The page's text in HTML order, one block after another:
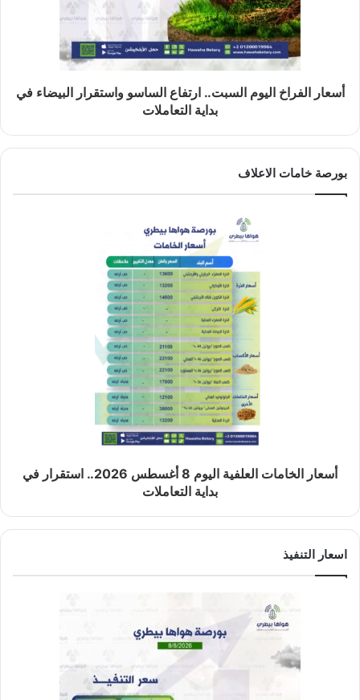
أسعار الفراخ اليوم السبت.. ارتفاع الساسو واستقرار البيضاء في
بداية التعاملات
بورصة خامات الاعلاف
أسعار الخامات العلفية اليوم 8 أغسطس 2026.. استقرار في
بداية التعاملات
اسعار التنفيذ